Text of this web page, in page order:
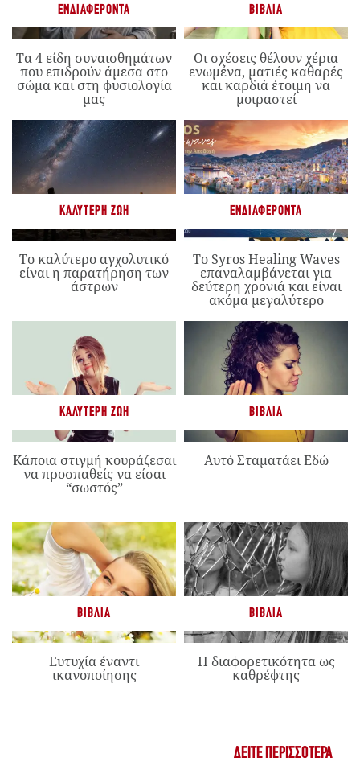
ΕΝΔΙΑΦΈΡΟΝΤΑ
Τα 4 είδη συναισθημάτων
που επιδρούν άμεσα στο
σώμα και στη φυσιολογία
μας
ΒΙΒΛΊΑ
Οι σχέσεις θέλουν χέρια
ενωμένα, ματιές καθαρές
και καρδιά έτοιμη να
μοιραστεί
ΚΑΛΎΤΕΡΗ ΖΩΉ
Το καλύτερο αγχολυτικό
είναι η παρατήρηση των
άστρων
ΕΝΔΙΑΦΈΡΟΝΤΑ
Το Syros Healing Waves
επαναλαμβάνεται για
δεύτερη χρονιά και είναι
ακόμα μεγαλύτερο
ΚΑΛΎΤΕΡΗ ΖΩΉ
Κάποια στιγμή κουράζεσαι
να προσπαθείς να είσαι
“σωστός”
ΒΙΒΛΊΑ
Αυτό Σταματάει Εδώ
ΒΙΒΛΊΑ
Ευτυχία έναντι
ικανοποίησης
ΒΙΒΛΊΑ
Η διαφορετικότητα ως
καθρέφτης
ΔΕΊΤΕ ΠΕΡΙΣΣΌΤΕΡΑ